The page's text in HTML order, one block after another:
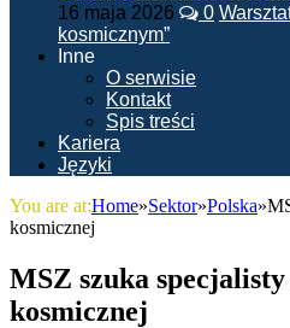
16 maja 2026 0
kosmicznym”
Inne
O serwisie
Kontakt
Spis treści
Kariera
Języki
You are at:Home»Sektor»Polska»
kosmicznej
MSZ szuka
kosmicznej